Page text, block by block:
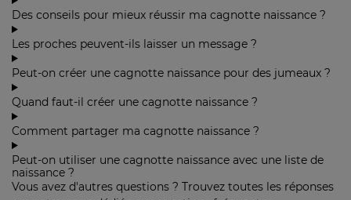
Des conseils pour mieux réussir ma cagnotte naissance ?
Les proches peuvent-ils laisser un message ?
Peut-on créer une cagnotte naissance pour des jumeaux ?
Quand faut-il créer une cagnotte naissance ?
Comment partager ma cagnotte naissance ?
Peut-on utiliser une cagnotte naissance avec une liste de
naissance ?
Vous avez d'autres questions ? Trouvez toutes les réponses